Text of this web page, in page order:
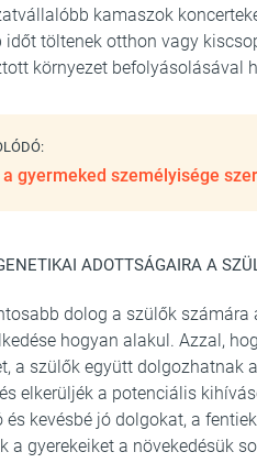
kamaszok
időt töltenek otthon vagy
környezet befolyásolásával
a gyermeked személyisége
ADOTTSÁGAIRA A
dolog a szülők
hogyan alakul. Azzal,
a szülők együtt dolgozhatnak
elkerüljék a potenciális
és kevésbé jó dolgokat, a
a gyerekeiket a növekedésük